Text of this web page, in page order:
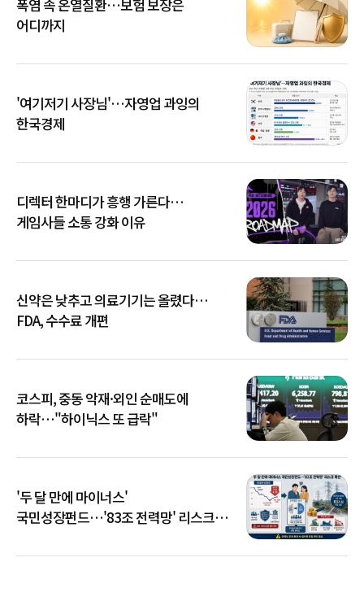
폭염 속 온열질환…보험 보장은
어디까지
'여기저기 사장님'…자영업 과잉의
한국경제
디렉터 한마디가 흥행 가른다…
게임사들 소통 강화 이유
신약은 낮추고 의료기기는 올렸다…
FDA, 수수료 개편
코스피, 중동 악재·외인 순매도에
하락…"하이닉스 또 급락"
'두 달 만에 마이너스'
국민성장펀드…'83조 전력망' 리스크